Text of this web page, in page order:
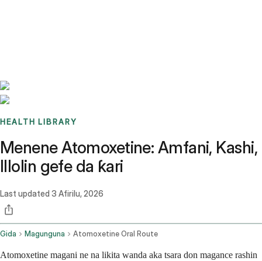
HEALTH LIBRARY
Menene Atomoxetine: Amfani, Kashi,
Illolin gefe da ƙari
Last updated 3 Afirilu, 2026
Gida Magunguna Atomoxetine Oral Route
Atomoxetine magani ne na likita wanda aka tsara don magance rashin